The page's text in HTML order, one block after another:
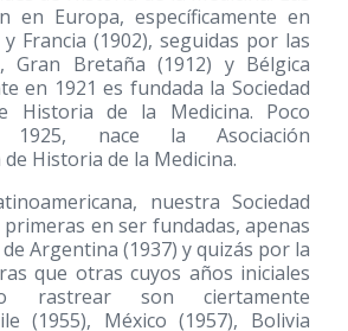
en Europa, específicamente en
y Francia (1902), seguidas por las
, Gran Bretaña(1912) y Bélgica
en 1921 es fundada la Sociedad
Historia de la Medicina. Poco
1925, nace la Asociación
Historia de la Medicina.
nuestra Sociedad
en ser fundadas, apenas
Argentina (1937) y quizás por la
que otras cuyos años iniciales
rastrear son ciertamente
(1955), México(1957), Bolivia